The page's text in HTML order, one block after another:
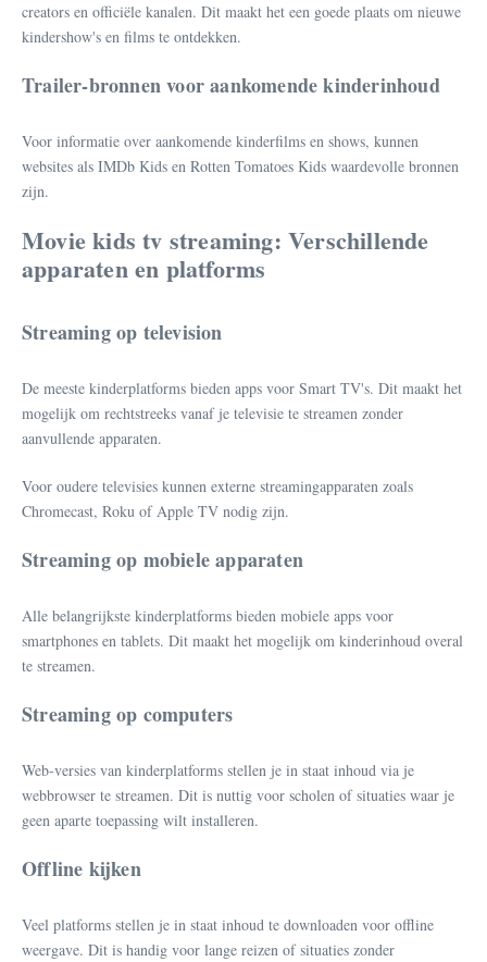
creators en officiële kanalen. Dit maakt het een goede plaats om nieuwe
kindershow's en films te ontdekken.
Trailer-bronnen voor aankomende kinderinhoud
Voor informatie over aankomende kinderfilms en shows, kunnen
websites als IMDb Kids en Rotten Tomatoes Kids waardevolle bronnen
zijn.
Movie kids tv streaming: Verschillende
apparaten en platforms
Streaming op television
De meeste kinderplatforms bieden apps voor Smart TV's. Dit maakt het
mogelijk om rechtstreeks vanaf je televisie te streamen zonder
aanvullende apparaten.
Voor oudere televisies kunnen externe streamingapparaten zoals
Chromecast, Roku of Apple TV nodig zijn.
Streaming op mobiele apparaten
Alle belangrijkste kinderplatforms bieden mobiele apps voor
smartphones en tablets. Dit maakt het mogelijk om kinderinhoud overal
te streamen.
Streaming op computers
Web-versies van kinderplatforms stellen je in staat inhoud via je
webbrowser te streamen. Dit is nuttig voor scholen of situaties waar je
geen aparte toepassing wilt installeren.
Offline kijken
Veel platforms stellen je in staat inhoud te downloaden voor offline
weergave. Dit is handig voor lange reizen of situaties zonder